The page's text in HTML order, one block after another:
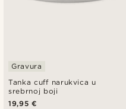
Tanka cuff narukvica u
srebrnoj boji
Gravura
19,95 €